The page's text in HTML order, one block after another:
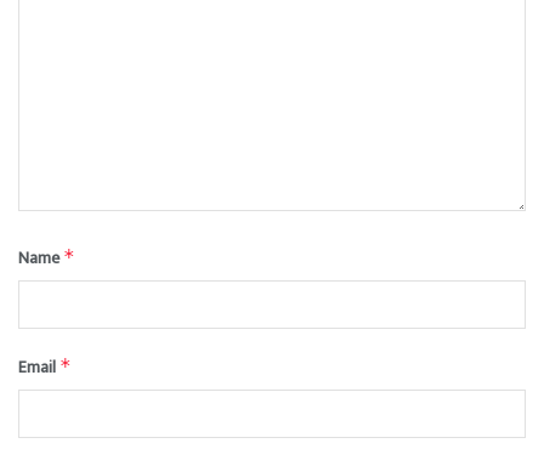
Name*
Email *